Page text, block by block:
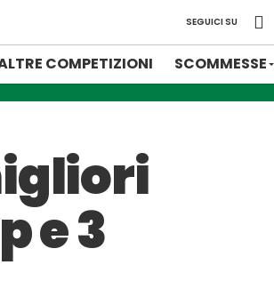
SEGUICI SU
COMPETIZIONI SCOMMESSE
e 3